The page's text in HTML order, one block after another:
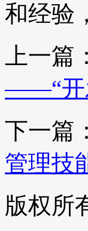
和经验
上一篇：
——“开
下一篇：
管理技
版权所